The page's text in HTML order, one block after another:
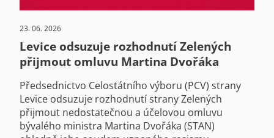
23. 06. 2026
Levice odsuzuje rozhodnutí Zelených
přijmout omluvu Martina Dvořáka
Předsednictvo Celostátního výboru (PCV) strany
Levice odsuzuje rozhodnutí strany Zelených
přijmout nedostatečnou a účelovou omluvu
bývalého ministra Martina Dvořáka (STAN)